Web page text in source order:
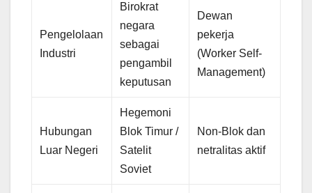
Pengelolaan
Industri
Birokrat
negara
sebagai
pengambil
keputusan
Dewan
pekerja
(Worker Self-
Management)
Hubungan
Luar Negeri
Hegemoni
Blok Timur /
Satelit
Soviet
Non-Blok dan
netralitas aktif